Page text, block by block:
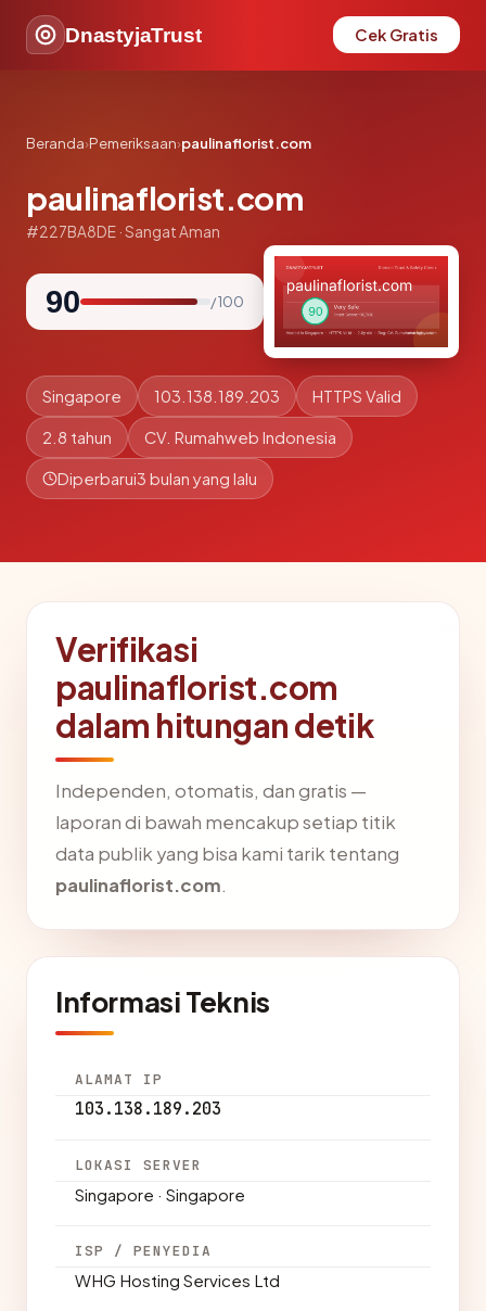
DnastyjaTrust Cek Gratis
Beranda›Pemeriksaan›paulinaflorist.com
paulinaflorist.com
#227BA8DE · Sangat Aman
90 / 100
Singapore 103.138.189.203 HTTPS Valid
2.8 tahun CV. Rumahweb Indonesia
Diperbarui3 bulan yang lalu
Verifikasi
paulinaflorist.com
dalam hitungan detik
Independen, otomatis, dan gratis —
laporan di bawah mencakup setiap titik
data publik yang bisa kami tarik tentang
paulinaflorist.com.
Informasi Teknis
ALAMAT IP
103.138.189.203
LOKASI SERVER
Singapore · Singapore
ISP / PENYEDIA
WHG Hosting Services Ltd